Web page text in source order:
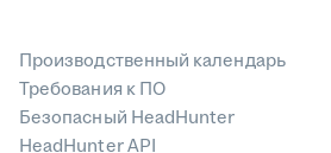
Производственный календарь
Требования к ПО
Безопасный HeadHunter
HeadHunter API